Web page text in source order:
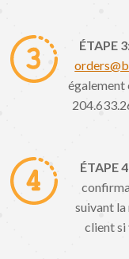
ÉTAPE
également
ÉTAPE
suivant
client si